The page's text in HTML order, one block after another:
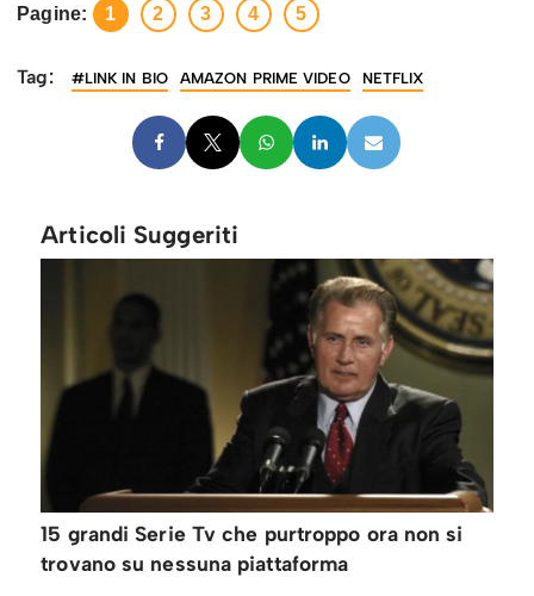
Pagine: 1 2 3 4 5
Tag: #LINK IN BIO AMAZON PRIME VIDEO NETFLIX
Articoli Suggeriti
15 grandi Serie Tv che purtroppo ora non si
trovano su nessuna piattaforma